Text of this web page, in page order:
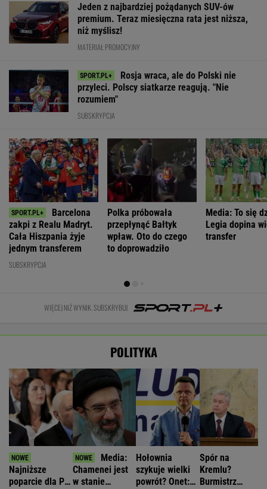
Jeden z najbardziej pożądanych SUV-ów
premium. Teraz miesięczna rata jest niższa,
niż myślisz!
MATERIAŁ PROMOCYJNY
Rosja wraca, ale do Polski nie
przyleci. Polscy siatkarze reagują. "Nie
rozumiem"
SUBSKRYPCJA
Barcelona
zakpi z Realu Madryt.
Cała Hiszpania żyje
jednym transferem
SUBSKRYPCJA
Polka próbowała
przepłynąć Bałtyk
wpław. Oto do czego
to doprowadziło
Media: To się
Legia dopina
transfer
WIĘCEJ NIŻ WYNIK. SUBSKRYBUJ
POLITYKA
Najniższe
poparcie dla PiS
Media:
Chamenei jest
w stanie
Hołownia
szykuje wielki
powrót? Onet:
Spór na
Kremlu?
Burmistrz